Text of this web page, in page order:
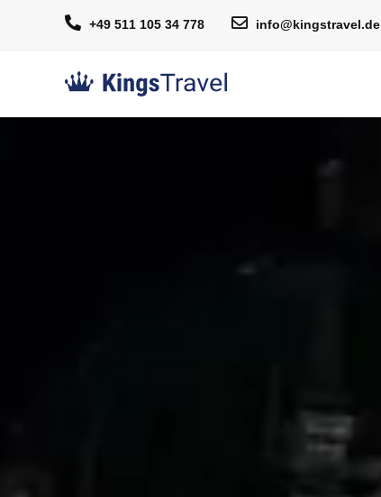
+49 511 105 34 778 info@kingstravel.de